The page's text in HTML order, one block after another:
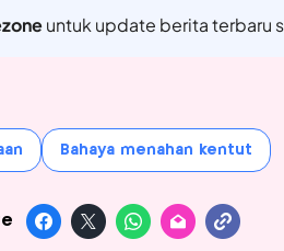
untuk update berita terbaru
Bahaya menahan kentut